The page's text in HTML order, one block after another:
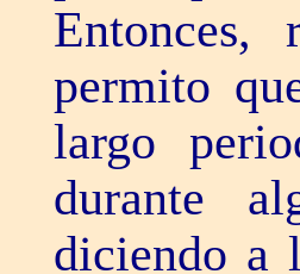
Entonces,
permito
largo
durante
diciendo a